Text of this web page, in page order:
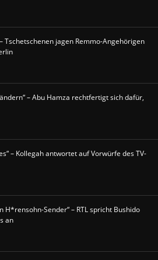
Tschetschenen jagen Remmo-Angehörigen
– Abu Hamza rechtfertigt sich dafür,
– Kollegah antwortet auf Vorwürfe des TV-
H*rensohn-Sender“ – RTL spricht Bushido
an